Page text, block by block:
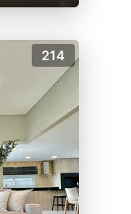
214